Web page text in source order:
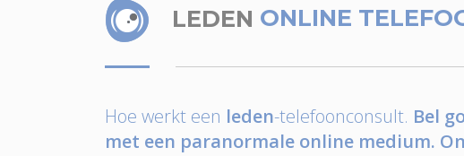
LEDEN ONLINE
Hoe werkt een leden-telefoonconsult. Bel
met een paranormale online medium.